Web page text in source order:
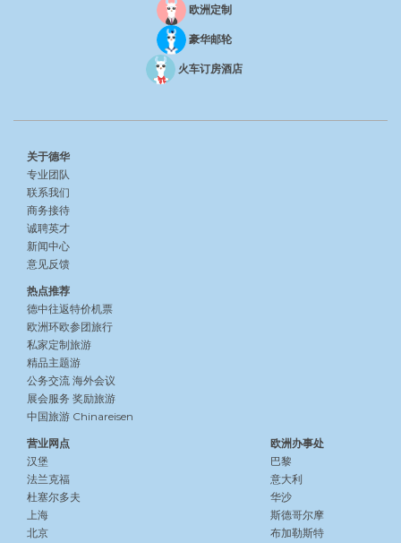
欧洲定制
豪华邮轮
火车订房酒店
关于德华
专业团队
联系我们
商务接待
诚聘英才
新闻中心
意见反馈
热点推荐
德中往返特价机票
欧洲环欧参团旅行
私家定制旅游
精品主题游
公务交流 海外会议
展会服务 奖励旅游
中国旅游 Chinareisen
营业网点
汉堡
法兰克福
杜塞尔多夫
上海
北京
欧洲办事处
巴黎
意大利
华沙
斯德哥尔摩
布加勒斯特